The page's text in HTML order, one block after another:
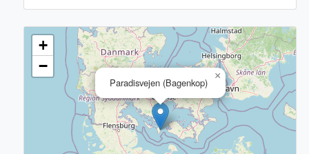
Paradisvejen (Bagenkop)
×
+
−